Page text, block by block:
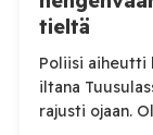
tieltä
Poliisi aiheutti
iltana
rajusti ojaan.